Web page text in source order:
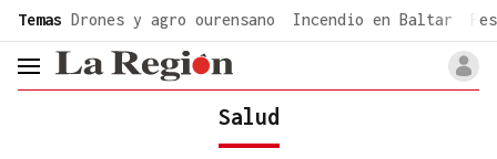
Temas Drones y agro ourensano Incendio en Baltar
header.menu.open
Salud